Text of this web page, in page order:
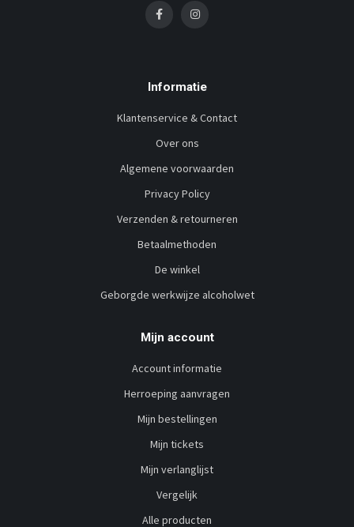
Informatie
Klantenservice & Contact
Over ons
Algemene voorwaarden
Privacy Policy
Verzenden & retourneren
Betaalmethoden
De winkel
Geborgde werkwijze alcoholwet
Mijn account
Account informatie
Herroeping aanvragen
Mijn bestellingen
Mijn tickets
Mijn verlanglijst
Vergelijk
Alle producten